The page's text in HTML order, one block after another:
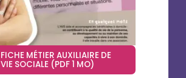
FICHE MÉTIER AUXILIAIRE DE
VIE SOCIALE (PDF 1 MO)